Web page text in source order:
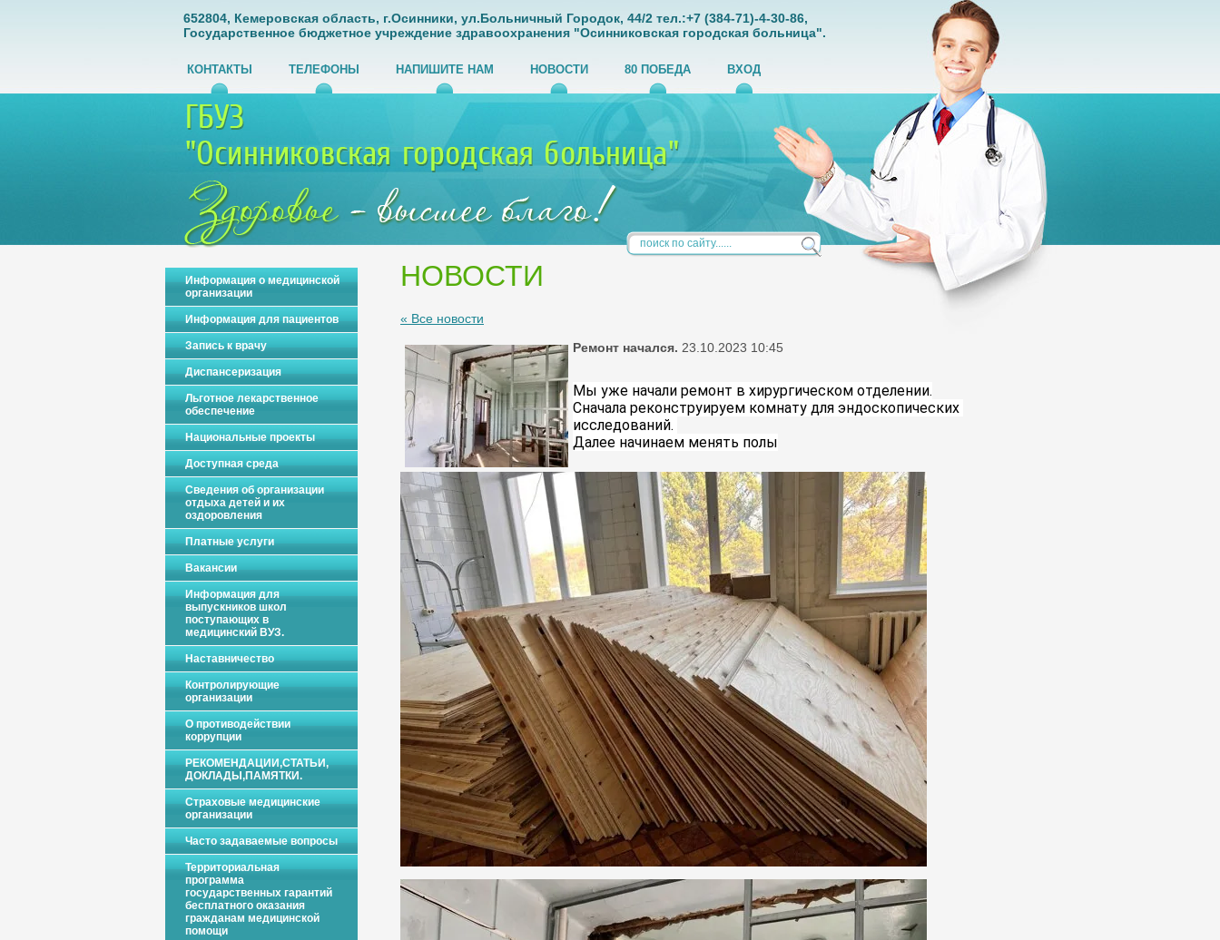
652804, Кемеровская область, г.Осинники, ул.Больничный Городок, 44/2 тел.:+7 (384-71)-4-30-86,
Государственное бюджетное учреждение здравоохранения "Осинниковская городская больница".
КОНТАКТЫ ТЕЛЕФОНЫ НАПИШИТЕ НАМ НОВОСТИ 80 ПОБЕДА ВХОД
Информация о медицинской
организации
Информация для пациентов
Запись к врачу
Диспансеризация
Льготное лекарственное
обеспечение
Национальные проекты
Доступная среда
Сведения об организации
отдыха детей и их
оздоровления
Платные услуги
Вакансии
Информация для
выпускников школ
поступающих в
медицинский ВУЗ.
Наставничество
Контролирующие
организации
О противодействии
коррупции
РЕКОМЕНДАЦИИ,СТАТЬИ,
ДОКЛАДЫ,ПАМЯТКИ.
Страховые медицинские
организации
Часто задаваемые вопросы
Территориальная
программа
государственных гарантий
бесплатного оказания
гражданам медицинской
помощи
НОВОСТИ
« Все новости
Ремонт начался. 23.10.2023 10:45
Мы уже начали ремонт в хирургическом отделении.
Сначала реконструируем комнату для эндоскопических
исследований.
Далее начинаем менять полы